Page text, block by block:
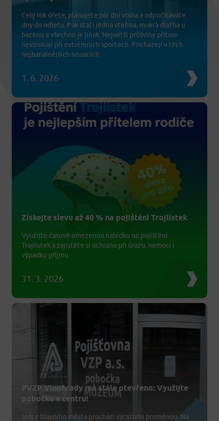
Celý rok dřete, plánujete pár dní volna a odpočítáváte
dny do odletu. Pak stačí jedna vteřina, mokrá dlažba u
bazénu a všechno je jinak. Největší průšvihy přitom
nevznikají při extrémních sportech. Přicházejí v těch
nejbanálnějších situacích:
1. 6. 2026
Získejte slevu až 40 % na pojištění Trojlístek
Využijte časově omezenou nabídku na pojištění
Trojlístek a zajistěte si ochranu při úrazu, nemoci i
výpadku příjmu.
31. 3. 2026
PVZP Vinohrady má stále otevřeno: Využijte
pobočku v centru!
Srdce hlavního města prochází výraznou proměnou. Na